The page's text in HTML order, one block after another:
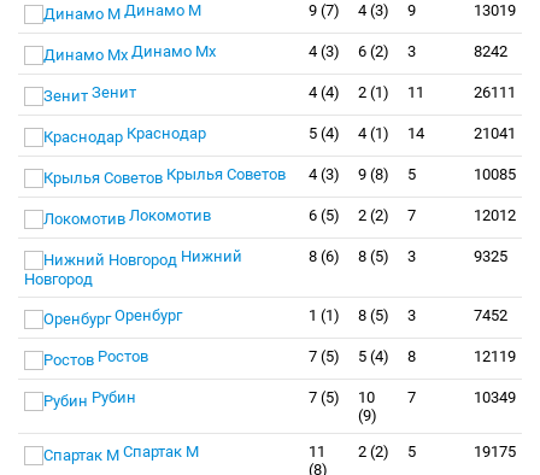
Динамо М 9 (7) 4 (3) 9 13019
Динамо Мх 4 (3) 6 (2) 3 8242
Зенит 4 (4) 2 (1) 11 26111
Краснодар 5 (4) 4 (1) 14 21041
Крылья Советов 4 (3) 9 (8) 5 10085
Локомотив 6 (5) 2 (2) 7 12012
Нижний
Новгород
8 (6) 8 (5) 3 9325
Оренбург 1 (1) 8 (5) 3 7452
Ростов 7 (5) 5 (4) 8 12119
Рубин 7 (5)
10
(9)
7 10349
Спартак М
11
(8)
2 (2) 5 19175